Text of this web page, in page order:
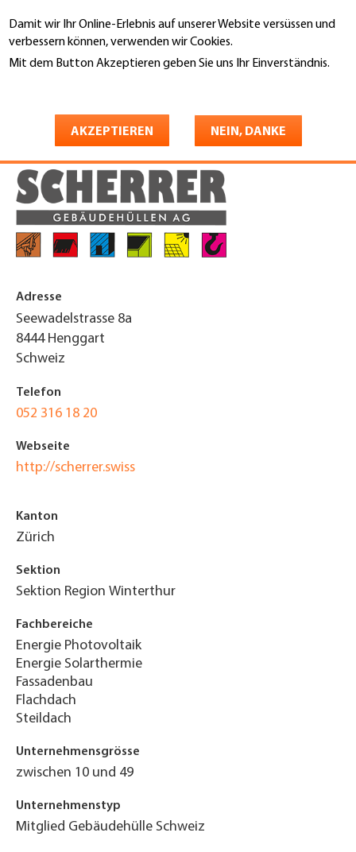
Damit wir Ihr Online-Erlebnis auf unserer Website versüssen und
verbessern können, verwenden wir Cookies.
Mit dem Button Akzeptieren geben Sie uns Ihr Einverständnis.
AKZEPTIEREN NEIN, DANKE
zum
Inhalt
Scherrer Gebäudehüllen AG
Adresse
Seewadelstrasse 8a
8444 Henggart
Schweiz
Telefon
052 316 18 20
Webseite
http://scherrer.swiss
Kanton
Zürich
Sektion
Sektion Region Winterthur
Fachbereiche
Energie Photovoltaik
Energie Solarthermie
Fassadenbau
Flachdach
Steildach
Unternehmensgrösse
zwischen 10 und 49
Unternehmenstyp
Mitglied Gebäudehülle Schweiz